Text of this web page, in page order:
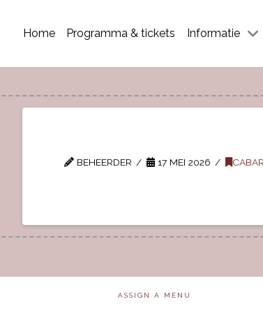
Home Programma & tickets Informatie
BEHEERDER 17 MEI 2026
ASSIGN A MENU